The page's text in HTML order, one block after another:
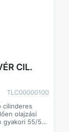
CIL.
TLC00000100
cilinderes
olajzási
gyakori 55/55-